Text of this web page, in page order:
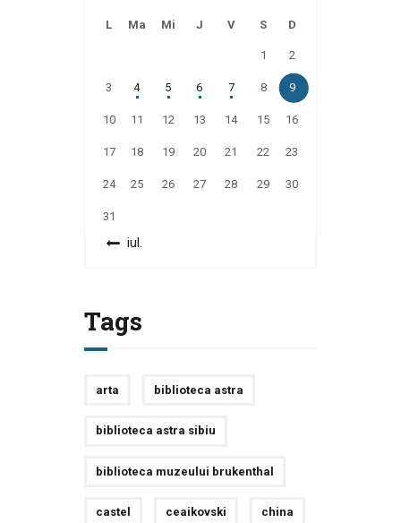
L Ma Mi J V S D
1 2
3 4 5 6 7 8 9
10 11 12 13 14 15 16
17 18 19 20 21 22 23
24 25 26 27 28 29 30
31
« iul.
Tags
arta biblioteca astra
biblioteca astra sibiu
biblioteca muzeului brukenthal
castel ceaikovski china